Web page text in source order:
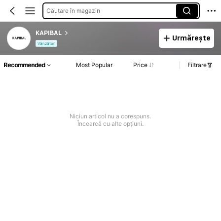
Căutare în magazin
KAPIBAL
Vânzător
Urmărește
Recommended Most Popular Price Filtrare
Niciun articol nu a corespuns.
Încearcă cu alte opțiuni.